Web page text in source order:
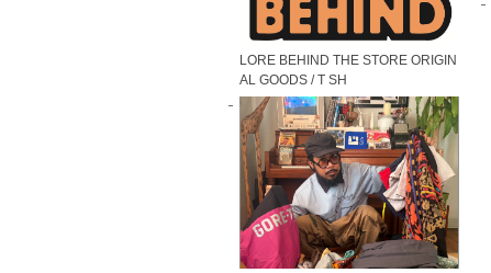
LORE BEHIND THE STORE ORIGIN
AL GOODS / T SH